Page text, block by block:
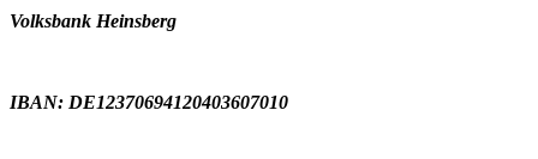
Volksbank Heinsberg
IBAN: DE12370694120403607010